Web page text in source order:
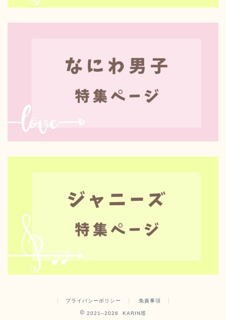
プライバシーポリシー 免責事項
2021–2026 KARIN塔